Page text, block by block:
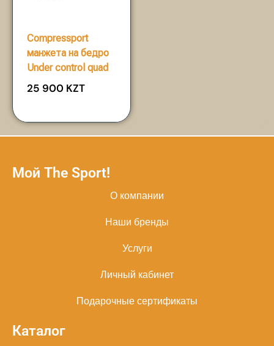
Compressport
манжета на бедро
Under control quad
25 900 KZT
Мой The Sport!
О компании
Наши бренды
Услуги
Личный кабинет
Подарочные сертификаты
Каталог